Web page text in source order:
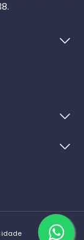
na Av Dr. Alex